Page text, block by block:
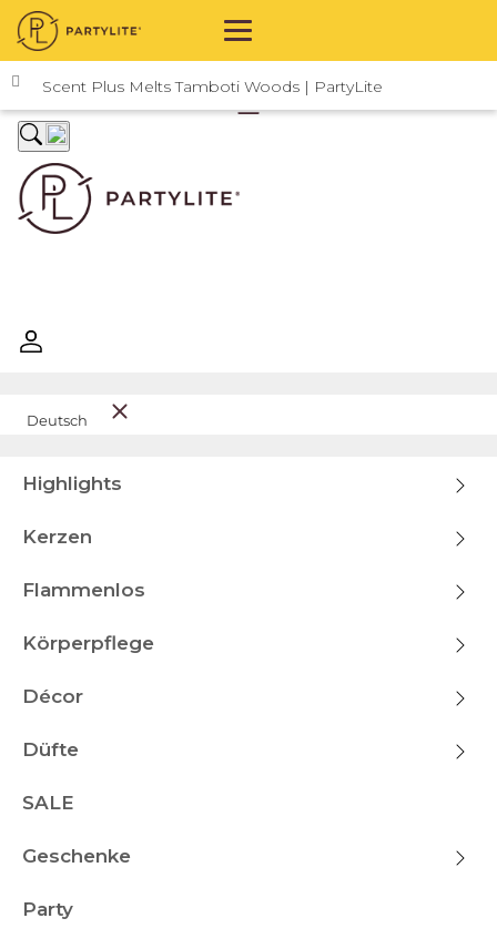
Finde eine BeraterIn
Deutsch
Highlights
Kerzen
Flammenlos
Körperpflege
Décor
Düfte
SALE
Geschenke
Party
Login
signupScent Plus Melts Tamboti Woods | PartyLite